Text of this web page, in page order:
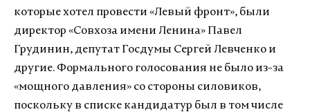
которые хотел провести «Левый фронт», были
директор «Совхоза имени Ленина» Павел
Грудинин, депутат Госдумы Сергей Левченко и
другие. Формального голосования не было из-за
«мощного давления» со стороны силовиков,
поскольку в списке кандидатур был в том числе